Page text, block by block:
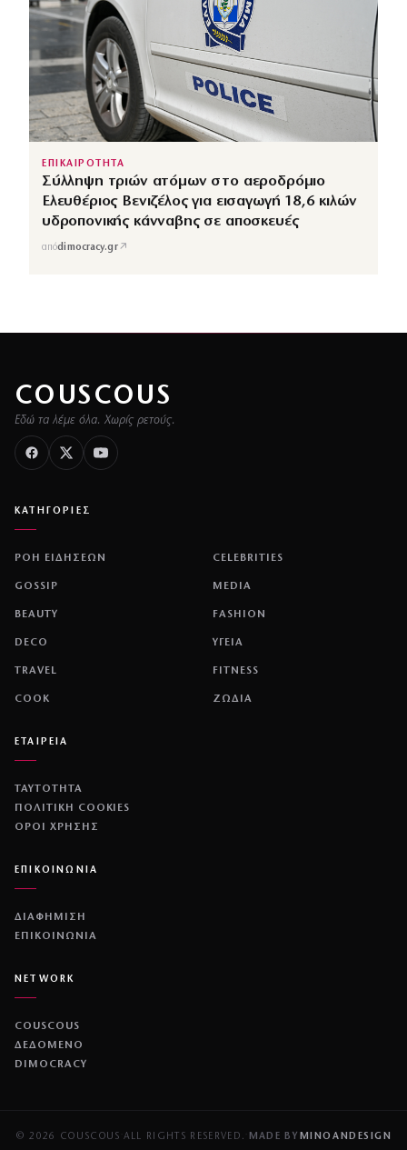
ΕΠΙΚΑΙΡΟΤΗΤΑ
Σύλληψη τριών ατόμων στο αεροδρόμιο
Ελευθέριος Βενιζέλος για εισαγωγή 18,6 κιλών
υδροπονικής κάνναβης σε αποσκευές
απόdimocracy.gr↗
COUSCOUS
Εδώ τα λέμε όλα. Χωρίς ρετούς.
ΚΑΤΗΓΟΡΙΕΣ
ΡΟΗ ΕΙΔΗΣΕΩΝ CELEBRITIES
GOSSIP MEDIA
BEAUTY FASHION
DECO ΥΓΕΙΑ
TRAVEL FITNESS
COOK ΖΩΔΙΑ
ΕΤΑΙΡΕΙΑ
ΤΑΥΤΟΤΗΤΑ
ΠΟΛΙΤΙΚΉ COOKIES
ΌΡΟΙ ΧΡΉΣΗΣ
ΕΠΙΚΟΙΝΩΝΙΑ
ΔΙΑΦΗΜΙΣΗ
ΕΠΙΚΟΙΝΩΝΙΑ
NETWORK
COUSCOUS
ΔΕΔΟΜΕΝΟ
DIMOCRACY
© 2026 COUSCOUS ALL RIGHTS RESERVED. MADE BY MINOANDESIGN